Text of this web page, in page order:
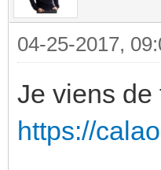
04-25-2017,
Je viens de
https://